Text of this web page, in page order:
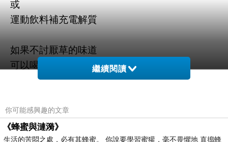
或
運動飲料補充電解質
如果不討厭草的味道
可以喝點青草茶
/
繼續閱讀
你可能感興趣的文章
《蜂蜜與漣漪》
生活的苦悶之處，必有其蜂蜜。 你說要學習蜜獾，毫不畏懼地 直搗蜂